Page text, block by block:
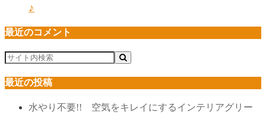
♪
最近のコメント
最近の投稿
水やり不要!! 空気をキレイにするインテリアグリー